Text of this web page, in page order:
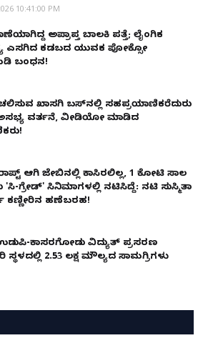
10:41:00 PM
ಅಪ್ರಾಪ್ತ ಬಾಲಕಿ ಪತ್ತೆ; ಲೈಂಗಿಕ
ಎಸಗಿದ ಕಡಬದ ಯುವಕ ಪೋಕ್ಸೋ
ಬಂಧನ!
ಚಲಿಸುವ ಖಾಸಗಿ ಬಸ್‌ನಲ್ಲಿ ಸಹಪ್ರಯಾಣಿಕರೆದುರು
ಅಸಭ್ಯ ವರ್ತನೆ, ವೀಡಿಯೋ ಮಾಡಿದ
ಆಗಿ ಜೇಬಿನಲ್ಲಿ ಕಾಸಿರಲಿಲ್ಲ, ₹1 ಕೋಟಿ ಸಾಲ
'ಸಿ-ಗ್ರೇಡ್' ಸಿನಿಮಾಗಳಲ್ಲಿ ನಟಿಸಿದ್ದೆ: ನಟಿ ಸುಸ್ಮಿತಾ
ಕಣ್ಣೀರಿನ ಹಣೆಬರಹ!
ಕಾಸರಗೋಡು ವಿದ್ಯುತ್ ಪ್ರಸರಣ
ಸ್ಥಳದಲ್ಲಿ ₹2.53 ಲಕ್ಷ ಮೌಲ್ಯದ ಸಾಮಗ್ರಿಗಳು